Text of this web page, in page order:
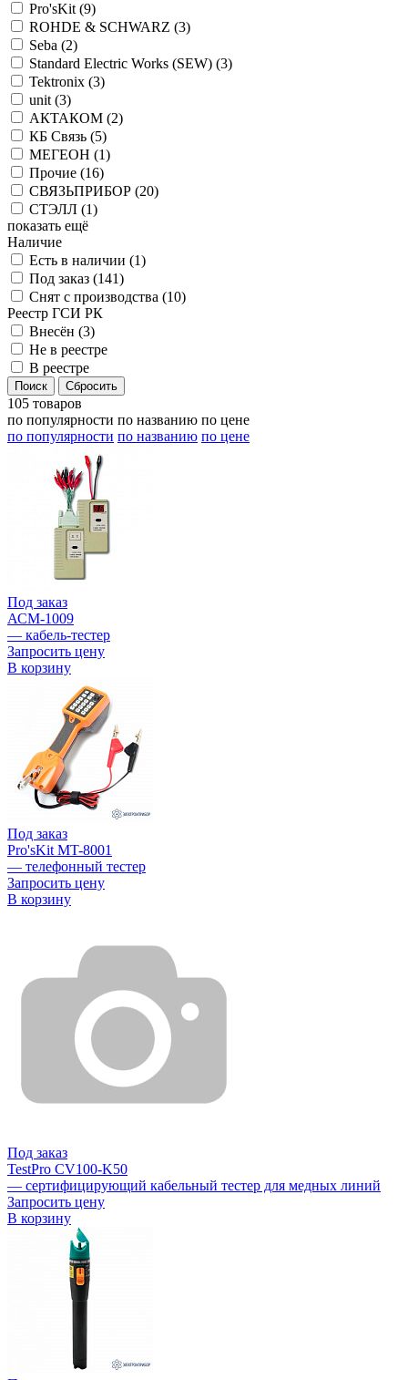
Pro'sKit (9)
ROHDE & SCHWARZ (3)
Seba (2)
Standard Electric Works (SEW) (3)
Tektronix (3)
unit (3)
АКТАКОМ (2)
КБ Связь (5)
МЕГЕОН (1)
Прочие (16)
СВЯЗЬПРИБОР (20)
СТЭЛЛ (1)
показать ещё
Наличие
Есть в наличии (1)
Под заказ (141)
Снят с производства (10)
Реестр ГСИ РК
Внесён (3)
Не в реестре
В реестре
105 товаров
по популярности по названию по цене
по популярности по названию по цене
Под заказ
АСМ-1009
— кабель-тестер
Запросить цену
В корзину
Под заказ
Pro'sKit MT-8001
— телефонный тестер
Запросить цену
В корзину
Под заказ
TestPro CV100-K50
— сертифицирующий кабельный тестер для медных линий
Запросить цену
В корзину